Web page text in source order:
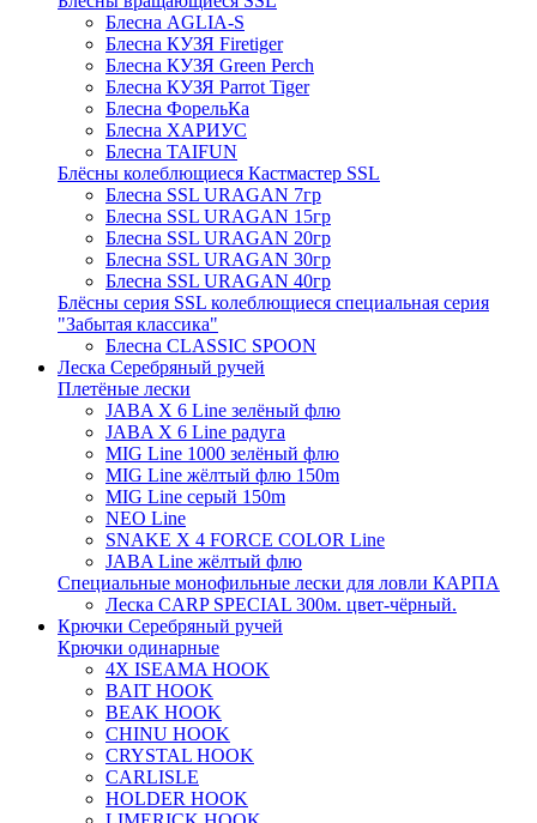
Блесна AGLIA-S
Блесна КУЗЯ Firetiger
Блесна КУЗЯ Green Perch
Блесна КУЗЯ Parrot Tiger
Блесна ФорельКа
Блесна ХАРИУС
Блесна TAIFUN
Блёсны колеблющиеся Кастмастер SSL
Блесна SSL URAGAN 7гр
Блесна SSL URAGAN 15гр
Блесна SSL URAGAN 20гр
Блесна SSL URAGAN 30гр
Блесна SSL URAGAN 40гр
Блёсны серия SSL колеблющиеся специальная серия
"Забытая классика"
Блесна CLASSIC SPOON
Леска Серебряный ручей
Плетёные лески
JABA X 6 Line зелёный флю
JABA X 6 Line радуга
MIG Line 1000 зелёный флю
MIG Line жёлтый флю 150m
MIG Line серый 150m
NEO Line
SNAKE X 4 FORCE COLOR Line
JABA Line жёлтый флю
Специальные монофильные лески для ловли КАРПА
Леска CARP SPECIAL 300м. цвет-чёрный.
Крючки Серебряный ручей
Крючки одинарные
4X ISEAMA HOOK
BAIT HOOK
BEAK HOOK
CHINU HOOK
CRYSTAL HOOK
CARLISLE
HOLDER HOOK